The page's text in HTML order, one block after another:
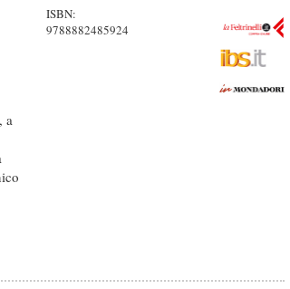
a
ISBN:
9788882485924